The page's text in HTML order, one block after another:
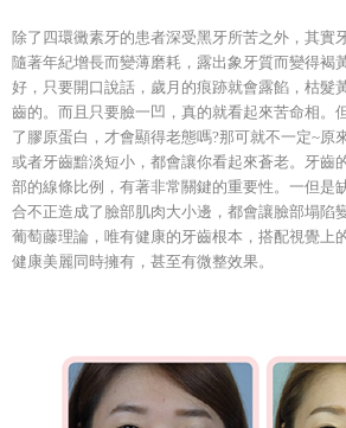
除了四環黴素牙的患者深受黑牙所苦之外，其實
隨著年紀增長而變薄磨耗，露出象牙質而變得褐
好，只要開口說話，歲月的痕跡就會露餡，枯髮
齒的。而且只要臉一凹，真的就看起來苦命相。
了膠原蛋白，才會顯得老態嗎?那可就不一定~原
或者牙齒黯淡短小，都會讓你看起來蒼老。牙齒
部的線條比例，有著非常關鍵的重要性。一但是
合不正造成了臉部肌肉大小邊，都會讓臉部塌陷
葡萄藤理論，唯有健康的牙齒根本，搭配視覺上
健康美麗同時擁有，甚至有微整效果。